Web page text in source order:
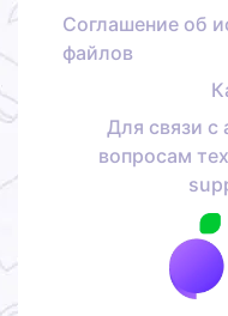
Соглашение об
файлов
Для связи с
вопросам